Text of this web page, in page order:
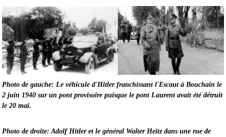
Photo de gauche: Le véhicule d'Hitler franchissant l'Escaut à Bouchain le
2 juin 1940 sur un pont provisoire puisque le pont Laurent avait été détruit
le 20 mai.
Photo de droite: Adolf Hitler et le général Walter Heitz dans une rue de